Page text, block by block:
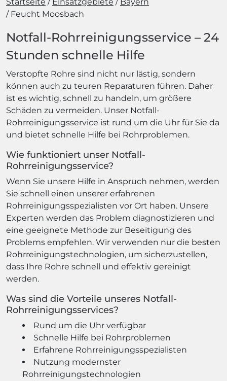
Feucht Moosbach
Notfall-Rohrreinigungsservice – 24
Stunden schnelle Hilfe
Verstopfte Rohre sind nicht nur lästig, sondern
können auch zu teuren Reparaturen führen. Daher
ist es wichtig, schnell zu handeln, um größere
Schäden zu vermeiden. Unser Notfall-
Rohrreinigungsservice ist rund um die Uhr für Sie da
und bietet schnelle Hilfe bei Rohrproblemen.
Wie funktioniert unser Notfall-
Rohrreinigungsservice?
Wenn Sie unsere Hilfe in Anspruch nehmen, werden
Sie schnell einen unserer erfahrenen
Rohrreinigungsspezialisten vor Ort haben. Unsere
Experten werden das Problem diagnostizieren und
eine geeignete Methode zur Beseitigung des
Problems empfehlen. Wir verwenden nur die besten
Rohrreinigungstechnologien, um sicherzustellen,
dass Ihre Rohre schnell und effektiv gereinigt
werden.
Was sind die Vorteile unseres Notfall-
Rohrreinigungsservices?
Rund um die Uhr verfügbar
Schnelle Hilfe bei Rohrproblemen
Erfahrene Rohrreinigungsspezialisten
Nutzung modernster
Rohrreinigungstechnologien